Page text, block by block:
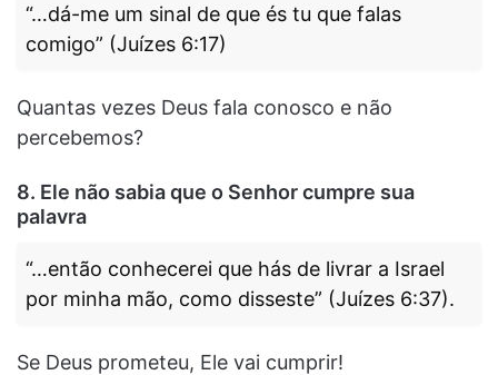
“…dá-me um sinal de que és tu que falas
comigo” (Juízes 6:17)
Quantas vezes Deus fala conosco e não
percebemos?
8. Ele não sabia que o Senhor cumpre sua
palavra
“…então conhecerei que hás de livrar a Israel
por minha mão, como disseste” (Juízes 6:37).
Se Deus prometeu, Ele vai cumprir!